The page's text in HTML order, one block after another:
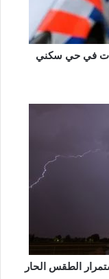
في حي سكني
الطقس الحار